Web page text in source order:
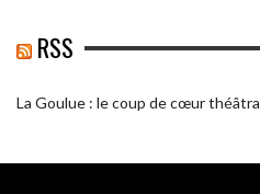
RSS
La Goulue : le coup de cœur